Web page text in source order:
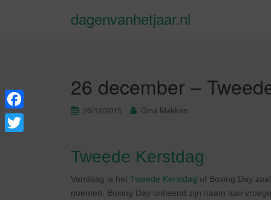
dagenvanhetjaar.nl
26 december –
26/12/2015 Gina Makken
Tweede Kerstdag
Vandaag is het Tweede Kerstdag of Boxing Day
noemen. Boxing Day ontleend zijn naam aan
F